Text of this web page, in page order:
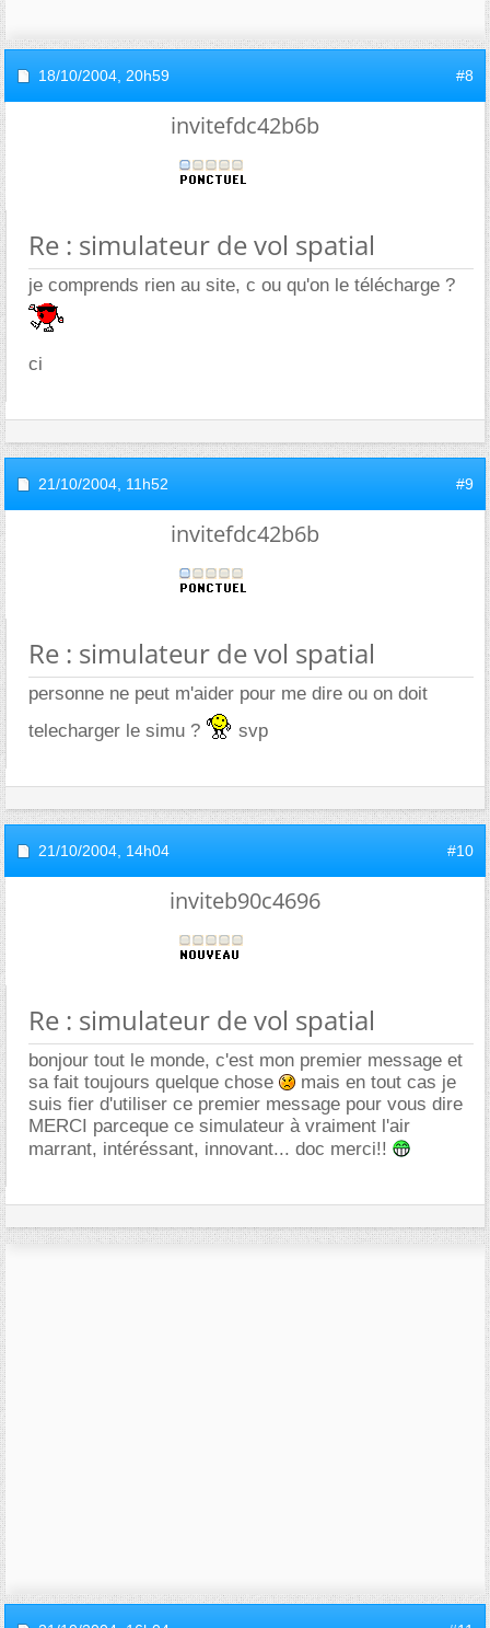
18/10/2004, 20h59 #8
invitefdc42b6b
Re : simulateur de vol spatial
je comprends rien au site, c ou qu'on le télécharge ?
ci
21/10/2004, 11h52 #9
invitefdc42b6b
Re : simulateur de vol spatial
personne ne peut m'aider pour me dire ou on doit
telecharger le simu ?
svp
21/10/2004, 14h04 #10
inviteb90c4696
Re : simulateur de vol spatial
bonjour tout le monde, c'est mon premier message et
sa fait toujours quelque chose
mais en tout cas je
suis fier d'utiliser ce premier message pour vous dire
MERCI parceque ce simulateur à vraiment l'air
marrant, intéréssant, innovant... doc merci!!